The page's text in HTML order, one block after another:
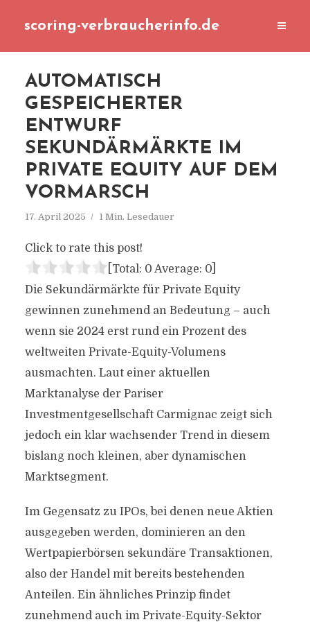
scoring-verbraucherinfo.de
AUTOMATISCH
GESPEICHERTER
ENTWURF
SEKUNDÄRMÄRKTE IM
PRIVATE EQUITY AUF DEM
VORMARSCH
17. April 2025 1 Min. Lesedauer
Click to rate this post!
[Total: 0 Average: 0]
Die Sekundärmärkte für Private Equity
gewinnen zunehmend an Bedeutung – auch
wenn sie 2024 erst rund ein Prozent des
weltweiten Private-Equity-Volumens
ausmachten. Laut einer aktuellen
Marktanalyse der Pariser
Investmentgesellschaft Carmignac zeigt sich
jedoch ein klar wachsender Trend in diesem
bislang noch kleinen, aber dynamischen
Marktsegment.
Im Gegensatz zu IPOs, bei denen neue Aktien
ausgegeben werden, dominieren an den
Wertpapierbörsen sekundäre Transaktionen,
also der Handel mit bereits bestehenden
Anteilen. Ein ähnliches Prinzip findet
zunehmend auch im Private-Equity-Sektor